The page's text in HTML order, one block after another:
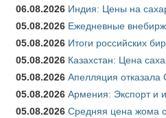
06.08.2026 Индия: Цены на
05.08.2026 Ежедневные
05.08.2026 Итоги российских
05.08.2026 Казахстан: Цена
05.08.2026 Апелляция
05.08.2026 Армения: Экспорт и
05.08.2026 Средняя цена жома